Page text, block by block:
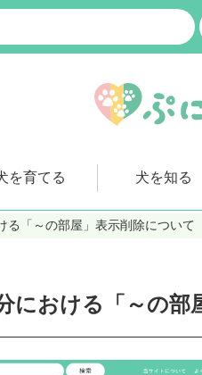
を育てる 犬を知る
る「～の部屋」表示削除について
における「～の部